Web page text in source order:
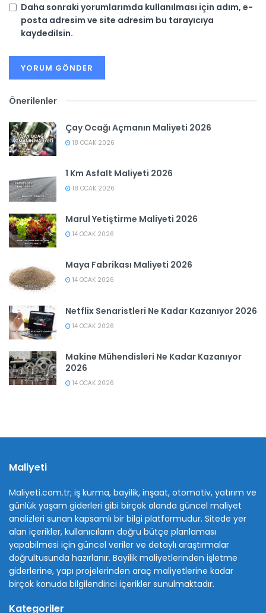
Daha sonraki yorumlarımda kullanılması için adım, e-
posta adresim ve site adresim bu tarayıcıya
kaydedilsin.
Önerilenler
Çay Ocağı Açmanın Maliyeti 2026
18 OCAK 2026
1 Km Asfalt Maliyeti 2026
18 OCAK 2026
Marul Yetiştirme Maliyeti 2026
14 OCAK 2026
Maya Fabrikası Maliyeti 2026
14 OCAK 2026
Netflix Senaristleri Ne Kadar Kazanıyor 2026
14 OCAK 2026
Makine Mühendisleri Ne Kadar Kazanıyor
2026
14 OCAK 2026
Maliyeti
Maliyeti.com.tr; iş kurma, bayilik, inşaat, otomotiv, yatırım ve
günlük yaşam giderleri gibi birçok alanda güncel maliyet
analizleri sunan kapsamlı bir bilgi platformudur. Sitede yer
alan içerikler, kullanıcıların doğru bütçe planlaması
yapabilmesi için güncel veriler ve detaylı araştırmalar
doğrultusunda hazırlanır. Bayilik maliyetlerinden işletme
giderlerine, yapı projelerinden araç maliyetlerine kadar
birçok konuda bilgilendirici içerikler sunulmaktadır.
Kategoriler